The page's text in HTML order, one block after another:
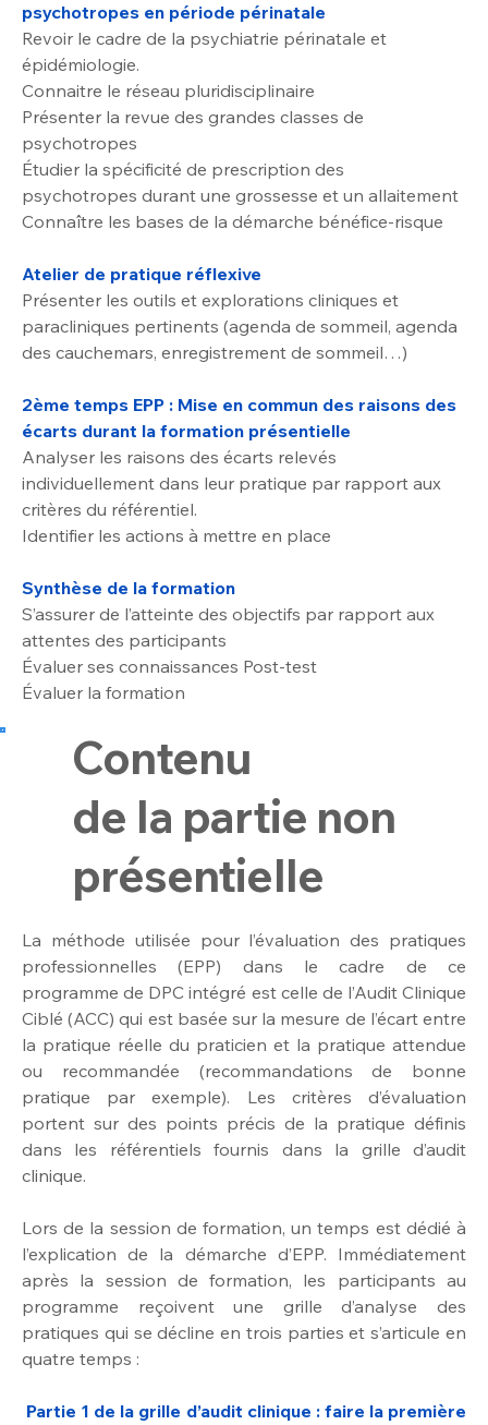
psychotropes en période périnatale
Revoir le cadre de la psychiatrie périnatale et
épidémiologie.
Connaitre le réseau pluridisciplinaire
Présenter la revue des grandes classes de
psychotropes
Étudier la spécificité de prescription des
psychotropes durant une grossesse et un allaitement
Connaître les bases de la démarche bénéfice-risque
Atelier de pratique réflexive
Présenter les outils et explorations cliniques et
paracliniques pertinents (agenda de sommeil, agenda
des cauchemars, enregistrement de sommeil…)
2ème temps EPP : Mise en commun des raisons des
écarts durant la formation présentielle
Analyser les raisons des écarts relevés
individuellement dans leur pratique par rapport aux
critères du référentiel.
Identifier les actions à mettre en place
Synthèse de la formation
S’assurer de l’atteinte des objectifs par rapport aux
attentes des participants
Évaluer ses connaissances Post-test
Évaluer la formation
Contenu
de la partie non
présentielle​
La méthode utilisée pour l’évaluation des pratiques
professionnelles (EPP) dans le cadre de ce
programme de DPC intégré est celle de l’Audit Clinique
Ciblé (ACC) qui est basée sur la mesure de l’écart entre
la pratique réelle du praticien et la pratique attendue
ou recommandée (recommandations de bonne
pratique par exemple). Les critères d’évaluation
portent sur des points précis de la pratique définis
dans les référentiels fournis dans la grille d’audit
clinique.
Lors de la session de formation, un temps est dédié à
l’explication de la démarche d’EPP. Immédiatement
après la session de formation, les participants au
programme reçoivent une grille d’analyse des
pratiques qui se décline en trois parties et s’articule en
quatre temps :
Partie 1 de la grille d’audit clinique : faire la première